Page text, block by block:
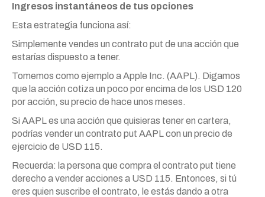
Ingresos instantáneos de tus opciones
Esta estrategia funciona así:
Simplemente vendes un contrato put de una acción que
estarías dispuesto a tener.
Tomemos como ejemplo a Apple Inc. (AAPL). Digamos
que la acción cotiza un poco por encima de los USD 120
por acción, su precio de hace unos meses.
Si AAPL es una acción que quisieras tener en cartera,
podrías vender un contrato put AAPL con un precio de
ejercicio de USD 115.
Recuerda: la persona que compra el contrato put tiene
derecho a vender acciones a USD 115. Entonces, si tú
eres quien suscribe el contrato, le estás dando a otra